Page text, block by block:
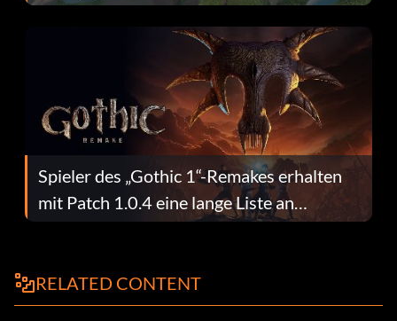
dafür.
Spieler des „Gothic 1“-Remakes erhalten
mit Patch 1.0.4 eine lange Liste an
Fehlerbehebungen
RELATED CONTENT